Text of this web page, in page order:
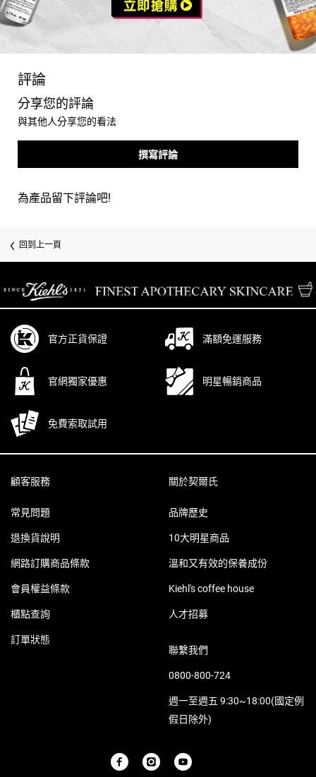
評論
分享您的評論
與其他人分享您的看法
撰寫評論
為產品留下評論吧!
回到上一頁
官方正貨保證 滿額免運服務
官網獨家優惠 明星暢銷商品
免費索取試用
顧客服務
常見問題
退換貨說明
網路訂購商品條款
會員權益條款
櫃點查詢
訂單狀態
關於契爾氏
品牌歷史
10大明星商品
溫和又有效的保養成份
Kiehl's coffee house
人才招募
聯繫我們
0800-800-724
週一至週五 9:30~18:00(國定例
假日除外)